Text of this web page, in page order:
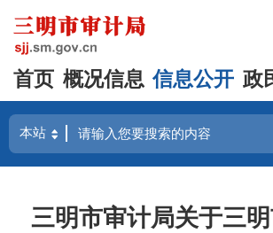
首页 概况信息 信息公开 政
三明市审计局关于三